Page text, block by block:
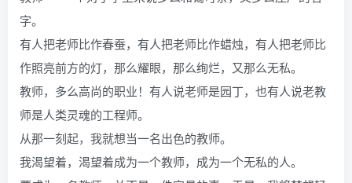
字。
有人把老师比作春蚕，有人把老师比作蜡烛，有人把老师比
作照亮前方的灯，那么耀眼，那么绚烂，又那么无私。
教师，多么高尚的职业！有人说老师是园丁，也有人说老教
师是人类灵魂的工程师。
从那一刻起，我就想当一名出色的教师。
我渴望着，渴望着成为一个教师，成为一个无私的人。